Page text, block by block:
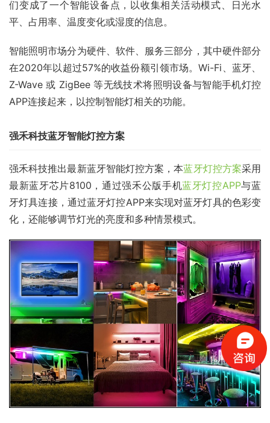
们变成了一个智能设备点，以收集相关活动模式、日光水
平、占用率、温度变化或湿度的信息。
智能照明市场分为硬件、软件、服务三部分，其中硬件部分
在2020年以超过57%的收益份额引领市场。Wi-Fi、蓝牙、
Z-Wave 或 ZigBee 等无线技术将照明设备与智能手机灯控
APP连接起来，以控制智能灯相关的功能。
强禾科技蓝牙智能灯控方案
强禾科技推出最新蓝牙智能灯控方案，本蓝牙灯控方案采用
最新蓝牙芯片8100，通过强禾公版手机蓝牙灯控APP与蓝
牙灯具连接，通过蓝牙灯控APP来实现对蓝牙灯具的色彩变
化，还能够调节灯光的亮度和多种情景模式。